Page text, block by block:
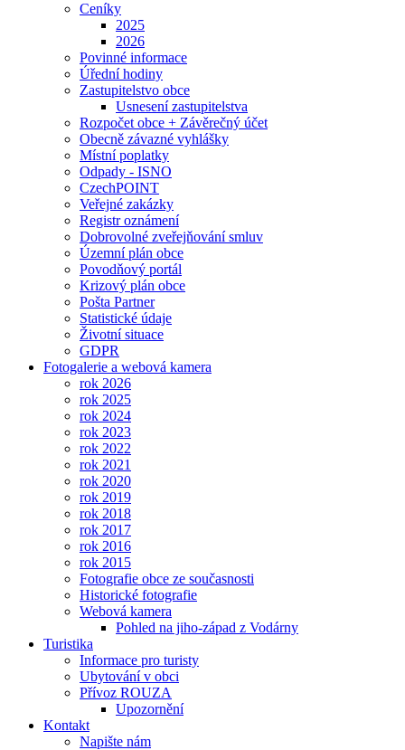
Ceníky
2025
2026
Povinné informace
Úřední hodiny
Zastupitelstvo obce
Usnesení zastupitelstva
Rozpočet obce + Závěrečný účet
Obecně závazné vyhlášky
Místní poplatky
Odpady - ISNO
CzechPOINT
Veřejné zakázky
Registr oznámení
Dobrovolné zveřejňování smluv
Územní plán obce
Povodňový portál
Krizový plán obce
Pošta Partner
Statistické údaje
Životní situace
GDPR
Fotogalerie a webová kamera
rok 2026
rok 2025
rok 2024
rok 2023
rok 2022
rok 2021
rok 2020
rok 2019
rok 2018
rok 2017
rok 2016
rok 2015
Fotografie obce ze současnosti
Historické fotografie
Webová kamera
Pohled na jiho-západ z Vodárny
Turistika
Informace pro turisty
Ubytování v obci
Přívoz ROUZA
Upozornění
Kontakt
Napište nám